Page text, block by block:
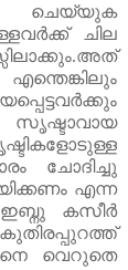
ചെയ്യുക
ചില
.അത്
എന്തെങ്കിലും
സൃഷ്ടാവായ
ചോദിച്ചു
എന്ന
ഇബ്നു
കസീർ
കുതിരപ്പുറത്ത്
വെറുതെ